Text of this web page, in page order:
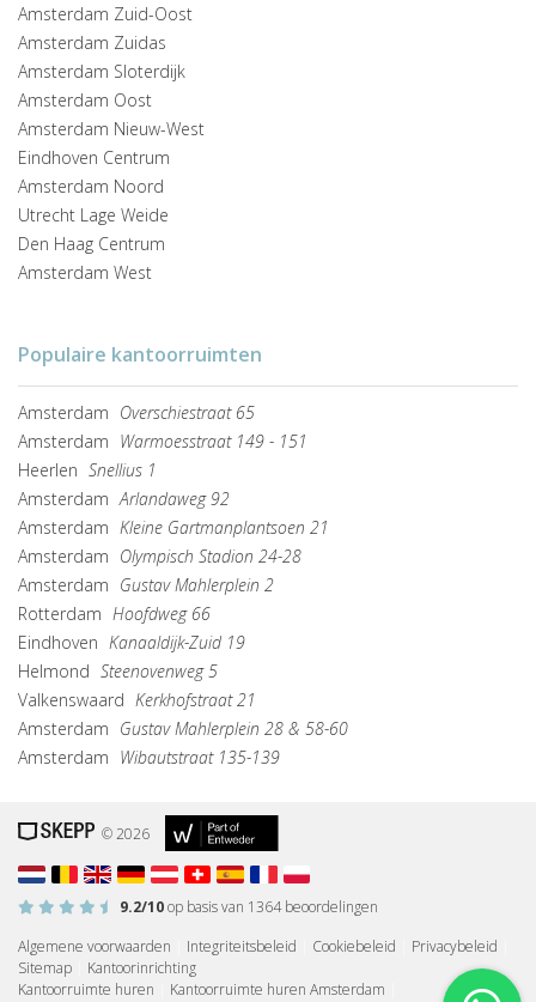
Amsterdam Zuid-Oost
Amsterdam Zuidas
Amsterdam Sloterdijk
Amsterdam Oost
Amsterdam Nieuw-West
Eindhoven Centrum
Amsterdam Noord
Utrecht Lage Weide
Den Haag Centrum
Amsterdam West
Populaire kantoorruimten
Amsterdam Overschiestraat 65
Amsterdam Warmoesstraat 149 - 151
Heerlen Snellius 1
Amsterdam Arlandaweg 92
Amsterdam Kleine Gartmanplantsoen 21
Amsterdam Olympisch Stadion 24-28
Amsterdam Gustav Mahlerplein 2
Rotterdam Hoofdweg 66
Eindhoven Kanaaldijk-Zuid 19
Helmond Steenovenweg 5
Valkenswaard Kerkhofstraat 21
Amsterdam Gustav Mahlerplein 28 & 58-60
Amsterdam Wibautstraat 135-139
© 2026
9.2/10op basis van 1364beoordelingen
Algemene voorwaarden
Integriteitsbeleid Cookiebeleid Privacybeleid
Sitemap
Kantoorinrichting
Kantoorruimte huren
Kantoorruimte huren Amsterdam